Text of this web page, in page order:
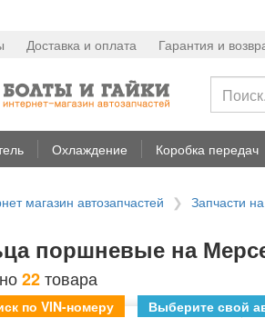
Доставка и оплата Гарантия и
Охлаждение Коробка передач
магазин автозапчастей Запчасти
поршневые на
22товара
по VIN-номеру Выберите свой